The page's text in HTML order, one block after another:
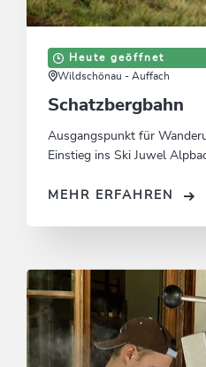
Heute geöffnet
Wildschönau - Auffach
Schatzbergbahn
Ausgangspunkt für
Einstieg ins Ski Juwel
MEHR ERFAHREN